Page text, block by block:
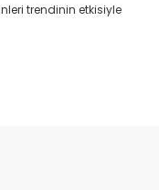
trendinin etkisiyle